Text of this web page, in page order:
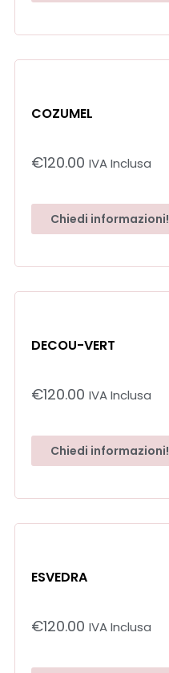
COZUMEL
€120.00 IVA Inclusa
Chiedi informazioni!
DECOU-VERT
€120.00 IVA Inclusa
Chiedi informazioni!
ESVEDRA
€120.00 IVA Inclusa